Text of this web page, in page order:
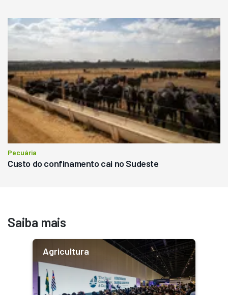
Pecuária
Custo do confinamento cai no Sudeste
Saiba mais
Agricultura